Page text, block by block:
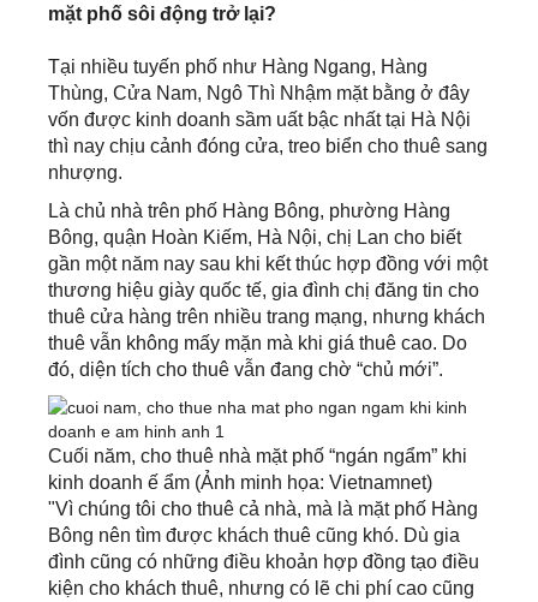
mặt phố sôi động trở lại?
Tại nhiều tuyến phố như Hàng Ngang, Hàng
Thùng, Cửa Nam, Ngô Thì Nhậm mặt bằng ở đây
vốn được kinh doanh sầm uất bậc nhất tại Hà Nội
thì nay chịu cảnh đóng cửa, treo biển cho thuê sang
nhượng.
Là chủ nhà trên phố Hàng Bông, phường Hàng
Bông, quận Hoàn Kiếm, Hà Nội, chị Lan cho biết
gần một năm nay sau khi kết thúc hợp đồng với một
thương hiệu giày quốc tế, gia đình chị đăng tin cho
thuê cửa hàng trên nhiều trang mạng, nhưng khách
thuê vẫn không mấy mặn mà khi giá thuê cao. Do
đó, diện tích cho thuê vẫn đang chờ “chủ mới”.
Cuối năm, cho thuê nhà mặt phố “ngán ngẩm” khi
kinh doanh ế ẩm (Ảnh minh họa: Vietnamnet)
"Vì chúng tôi cho thuê cả nhà, mà là mặt phố Hàng
Bông nên tìm được khách thuê cũng khó. Dù gia
đình cũng có những điều khoản hợp đồng tạo điều
kiện cho khách thuê, nhưng có lẽ chi phí cao cũng